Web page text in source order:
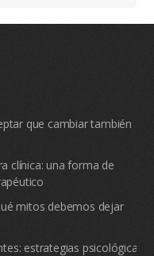
que cambiar también
clínica: una forma de
mitos debemos dejar
estrategias psicológicas